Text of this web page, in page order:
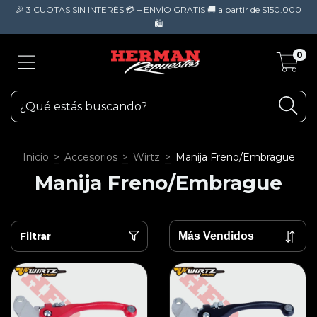
🎉 3 CUOTAS SIN INTERÉS 💳 – ENVÍO GRATIS 🚚 a partir de $150.000
🛍️
0
Inicio > Accesorios > Wirtz > Manija Freno/Embrague
Manija Freno/Embrague
Filtrar